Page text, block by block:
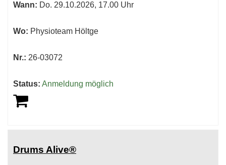
Wann: Do. 29.10.2026, 17.00 Uhr
Wo: Physioteam Höltge
Nr.: 26-03072
Status: Anmeldung möglich
Drums Alive®